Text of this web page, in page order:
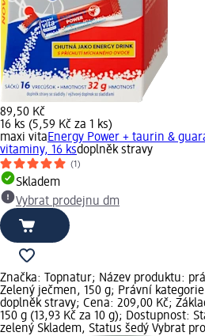
89,50 Kč
16 ks (5,59 Kč za 1 ks)
maxi vitaEnergy Power + taurin &
vitaminy, 16 ksdoplněk stravy
(1)
Skladem
Vybrat prodejnu dm
Značka: Topnatur; Název produktu:
Zelený ječmen, 150 g; Právní
doplněk stravy; Cena: 209,00 Kč;
150 g (13,93 Kč za 10 g); Dostupnost:
zelený Skladem, Status šedý Vybrat